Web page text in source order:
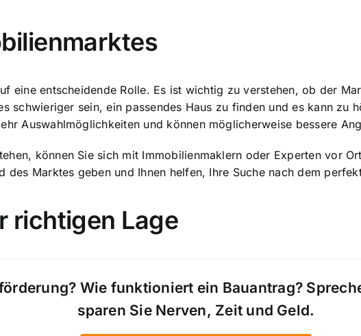
eine entscheidende Rolle. Es ist wichtig zu verstehen, ob der
schwieriger sein, ein passendes Haus zu finden und es kann zu
Auswahlmöglichkeiten und können möglicherweise bessere
können Sie sich mit Immobilienmaklern oder Experten vor
des Marktes geben und Ihnen helfen, Ihre Suche nach dem
richtigen Lage
Wie funktioniert ein Bauantrag?
sparen Sie Nerven, Zeit und Geld.